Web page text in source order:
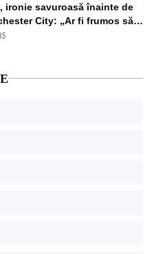
ironie savuroasă înainte de
City: „Ar fi frumos să
și de la noi”